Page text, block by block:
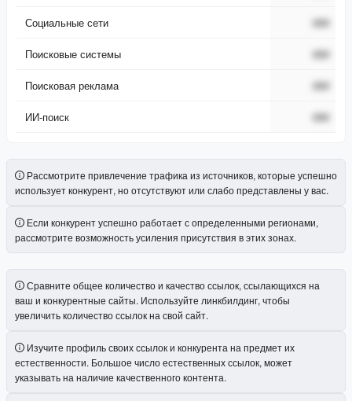
Социальные сети ###
Поисковые системы ###
Поисковая реклама ###
ИИ-поиск ###
Рассмотрите привлечение трафика из источников, которые успешно
использует конкурент, но отсутствуют или слабо представлены у вас.
Если конкурент успешно работает с определенными регионами,
рассмотрите возможность усиления присутствия в этих зонах.
Сравните общее количество и качество ссылок, ссылающихся на
ваш и конкурентные сайты. Используйте линкбилдинг, чтобы
увеличить количество ссылок на свой сайт.
Изучите профиль своих ссылок и конкурента на предмет их
естественности. Большое число естественных ссылок, может
указывать на наличие качественного контента.